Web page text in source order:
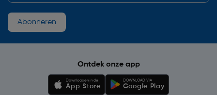
Abonneren
Ontdek onze app
Downloaden in de
App Store
DOWNLOAD VIA
Google Play